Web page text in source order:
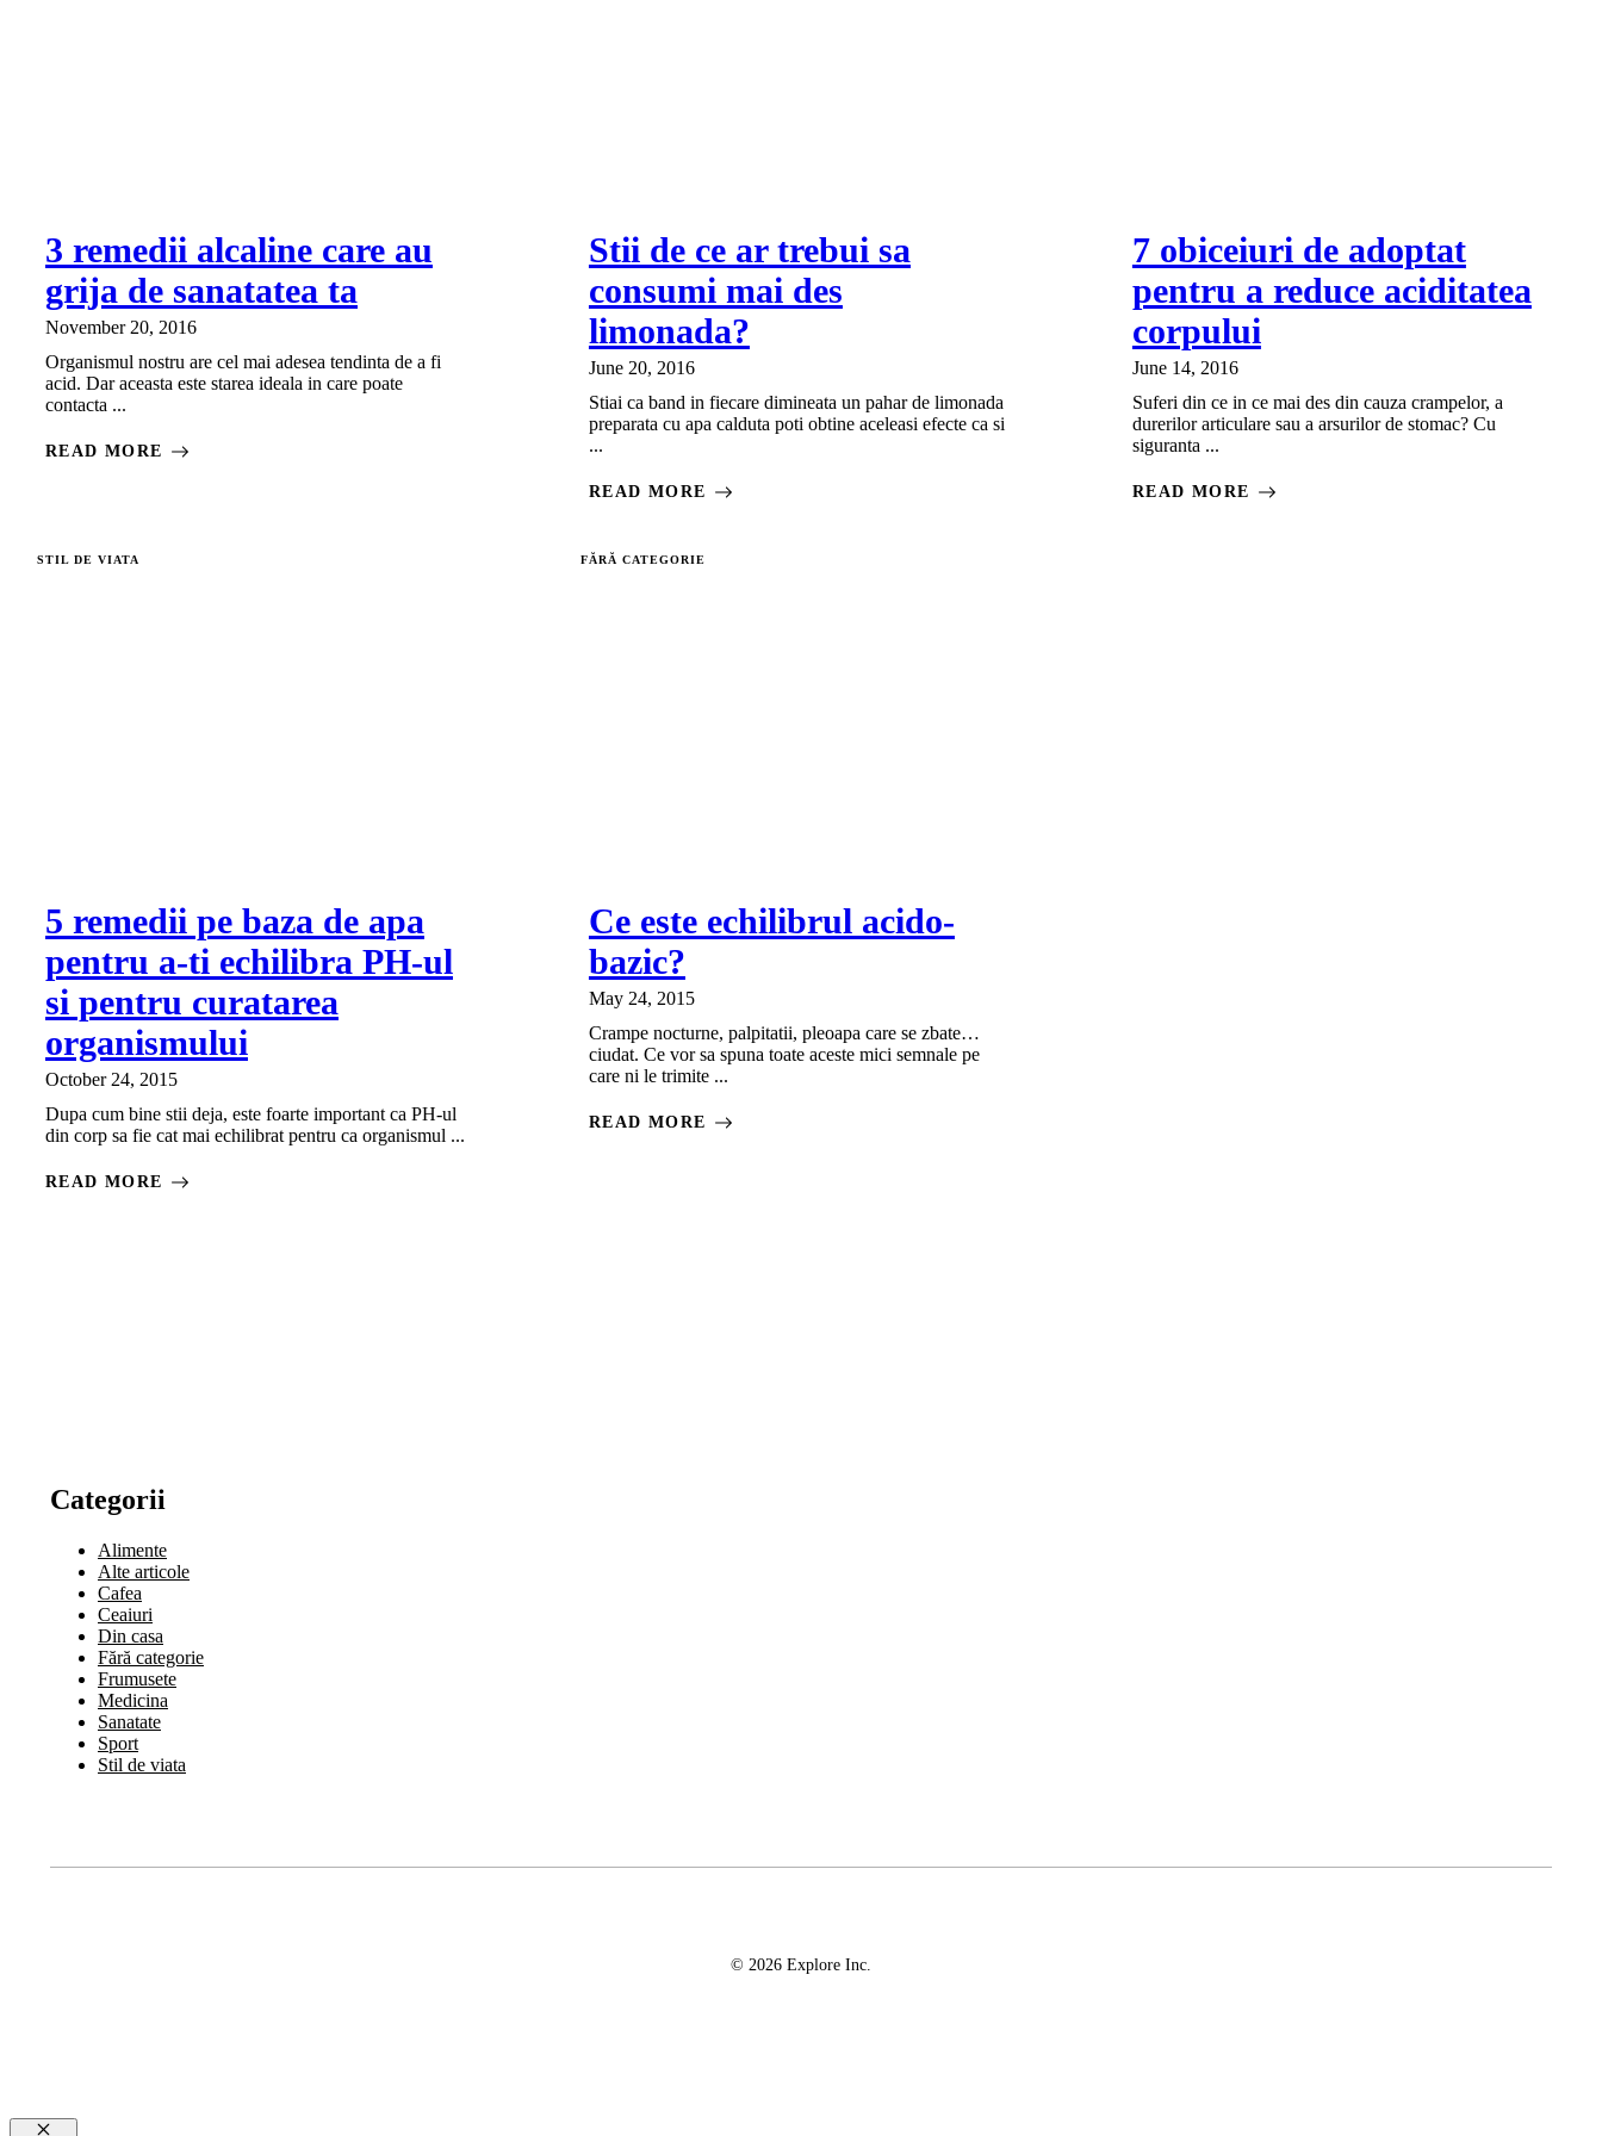
3 remedii alcaline care au
grija de sanatatea ta
November 20, 2016
Organismul nostru are cel mai adesea tendinta de a fi
acid. Dar aceasta este starea ideala in care poate
contacta ...
READ MORE
Stii de ce ar trebui sa
consumi mai des
limonada?
June 20, 2016
Stiai ca band in fiecare dimineata un pahar de limonada
preparata cu apa calduta poti obtine aceleasi efecte ca si
...
READ MORE
7 obiceiuri de adoptat
pentru a reduce aciditatea
corpului
June 14, 2016
Suferi din ce in ce mai des din cauza crampelor, a
durerilor articulare sau a arsurilor de stomac? Cu
siguranta ...
READ MORE
STIL DE VIATA
5 remedii pe baza de apa
pentru a-ti echilibra PH-ul
si pentru curatarea
organismului
October 24, 2015
Dupa cum bine stii deja, este foarte important ca PH-ul
din corp sa fie cat mai echilibrat pentru ca organismul ...
READ MORE
FĂRĂ CATEGORIE
Ce este echilibrul acido-
bazic?
May 24, 2015
Crampe nocturne, palpitatii, pleoapa care se zbate…
ciudat. Ce vor sa spuna toate aceste mici semnale pe
care ni le trimite ...
READ MORE
Categorii
Alimente
Alte articole
Cafea
Ceaiuri
Din casa
Fără categorie
Frumusete
Medicina
Sanatate
Sport
Stil de viata
© 2026 Explore Inc.